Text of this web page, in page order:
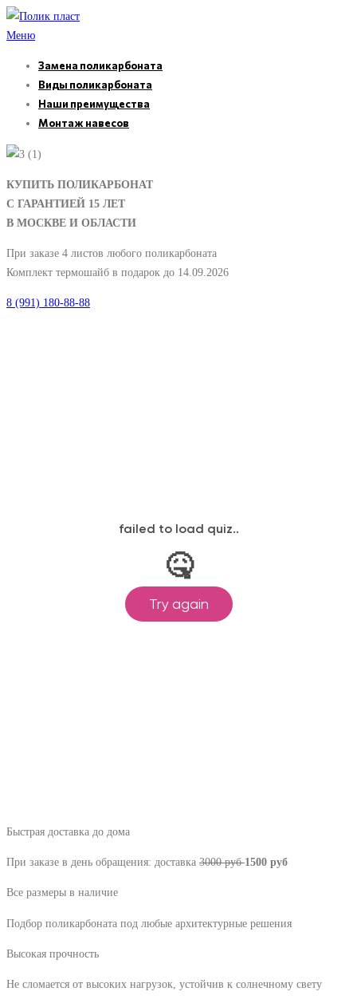
Перейти
к
Меню
Замена поликарбоната
Виды поликарбоната
Наши преимущества
Монтаж навесов
КУПИТЬ ПОЛИКАРБОНАТ
С ГАРАНТИЕЙ 15 ЛЕТ
В МОСКВЕ И ОБЛАСТИ
При заказе 4 листов любого поликарбоната
Комплект термошайб в подарок до 14.09.2026
8 (991) 180-88-88
Быстрая доставка до дома
При заказе в день обращения: доставка 3000 руб1500 руб
Все размеры в наличие
Подбор поликарбоната под любые архитектурные решения
Высокая прочность
Не сломается от высоких нагрузок, устойчив к солнечному свету